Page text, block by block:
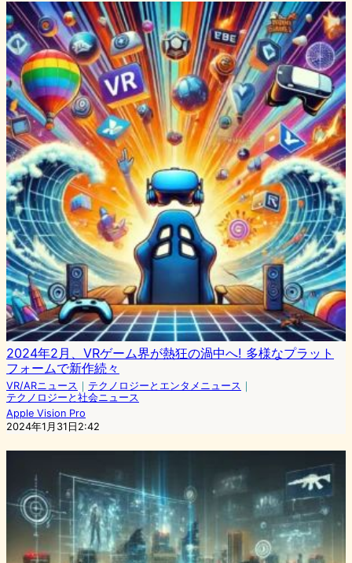
2024年2月、VRゲーム界が熱狂の渦中へ! 多様なプラット
フォームで新作続々
VR/ARニュース ｜ テクノロジーとエンタメニュース ｜
テクノロジーと社会ニュース
Apple Vision Pro
2024年1月31日2:42